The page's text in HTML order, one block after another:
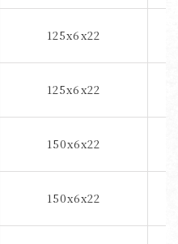
125x6x22
125x6x22
150x6x22
150x6x22